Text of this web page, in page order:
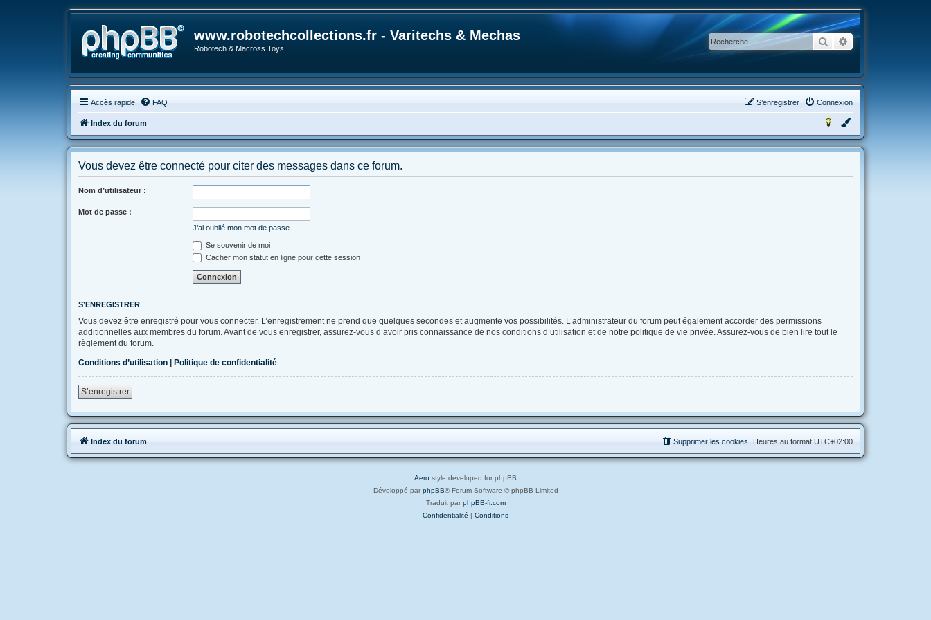
www.robotechcollections.fr - Varitechs & Mechas
Robotech & Macross Toys !
RechercherRecherche avancée
Accès rapide FAQ Connexion
S’enregistrer
Index du forum
Vous devez être connecté pour citer des messages dans ce forum.
Nom d’utilisateur :
Mot de passe :
J’ai oublié mon mot de passe
Se souvenir de moi
Cacher mon statut en ligne pour cette session
S’ENREGISTRER
Vous devez être enregistré pour vous connecter. L’enregistrement ne prend que quelques secondes et augmente vos possibilités. L’administrateur du forum peut également accorder des permissions
additionnelles aux membres du forum. Avant de vous enregistrer, assurez-vous d’avoir pris connaissance de nos conditions d’utilisation et de notre politique de vie privée. Assurez-vous de bien lire tout le
règlement du forum.
Conditions d’utilisation | Politique de confidentialité
S’enregistrer
Index du forum Heures au format UTC+02:00
Supprimer les cookies
Aero style developed for phpBB
Développé par phpBB® Forum Software © phpBB Limited
Traduit par phpBB-fr.com
Confidentialité | Conditions